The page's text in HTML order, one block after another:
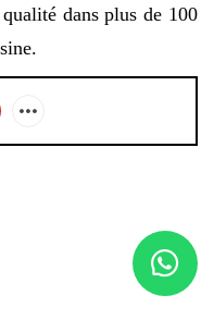
dans plus de 100